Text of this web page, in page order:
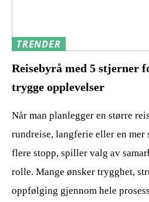
TRENDER
Reisebyrå med 5 stjerner
trygge opplevelser
Når man planlegger en større
rundreise, langferie eller en mer
flere stopp, spiller valg av
rolle. Mange ønsker trygghet,
oppfølging gjennom hele